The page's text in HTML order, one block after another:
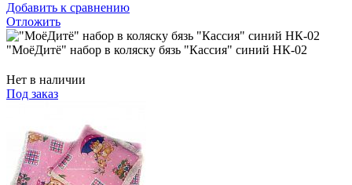
Добавить к сравнению
Отложить
"МоёДитё" набор в коляску бязь "Кассия" синий НК-02
Нет в наличии
Под заказ